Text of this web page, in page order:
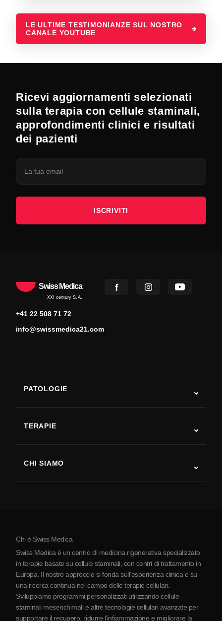
LE ULTIME TESTIMONIANZE SUL NOSTRO
CANALE YOUTUBE
Ricevi aggiornamenti selezionati
sulla terapia con cellule staminali,
approfondimenti clinici e risultati
dei pazienti
ISCRIVITI
Swiss Medica
XXI century S.A.
+41 22 508 71 72
info@swissmedica21.com
PATOLOGIE
Malattia di Parkinson
Artrite
TERAPIE
CHI SIAMO
La Serbia
Partnership
Chi è Swiss Medica
Swiss Medica è un centro di medicina rigenerativa specializzato
in terapie basate su cellule staminali, con centri di trattamento in
Europa. Il nostro approccio si fonda sull’esperienza clinica e su
una ricerca continua nel campo delle terapie cellulari.
Sviluppiamo programmi personalizzati utilizzando cellule
staminali mesenchimali e altre tecnologie cellulari avanzate per
supportare il recupero, ridurre l’infiammazione e migliorare la